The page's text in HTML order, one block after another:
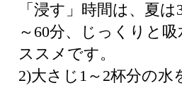
「浸す」時間は、夏
～60分、じっくりと
ススメです。
2)大さじ1～2杯分の水